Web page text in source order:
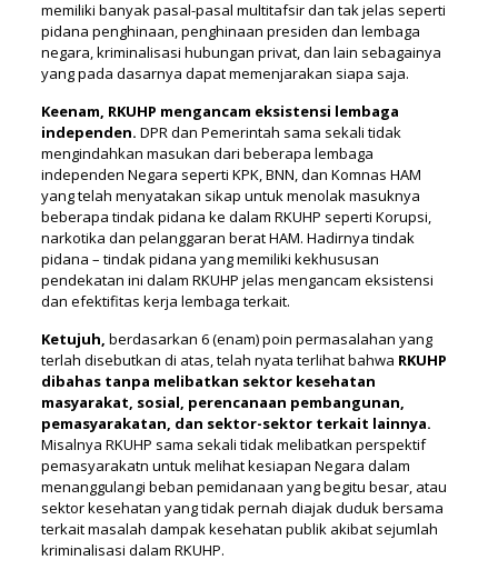
memiliki banyak pasal-pasal multitafsir dan tak jelas seperti
pidana penghinaan, penghinaan presiden dan lembaga
negara, kriminalisasi hubungan privat, dan lain sebagainya
yang pada dasarnya dapat memenjarakan siapa saja.
Keenam, RKUHP mengancam eksistensi lembaga
independen.DPR dan Pemerintah sama sekali tidak
mengindahkan masukan dari beberapa lembaga
independen Negara seperti KPK, BNN, dan Komnas HAM
yang telah menyatakan sikap untuk menolak masuknya
beberapa tindak pidana ke dalam RKUHP seperti Korupsi,
narkotika dan pelanggaran berat HAM. Hadirnya tindak
pidana – tindak pidana yang memiliki kekhususan
pendekatan ini dalam RKUHP jelas mengancam eksistensi
dan efektifitas kerja lembaga terkait.
Ketujuh,berdasarkan 6 (enam) poin permasalahan yang
terlah disebutkan di atas, telah nyata terlihat bahwa RKUHP
dibahas tanpa melibatkan sektor kesehatan
masyarakat, sosial, perencanaan pembangunan,
pemasyarakatan, dan sektor-sektor terkait lainnya.
Misalnya RKUHP sama sekali tidak melibatkan perspektif
pemasyarakatn untuk melihat kesiapan Negara dalam
menanggulangi beban pemidanaan yang begitu besar, atau
sektor kesehatan yang tidak pernah diajak duduk bersama
terkait masalah dampak kesehatan publik akibat sejumlah
kriminalisasi dalam RKUHP.